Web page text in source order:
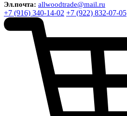
Эл.почта: allwoodtrade@mail.ru
+7 (916) 340-14-02 +7 (922) 832-07-05